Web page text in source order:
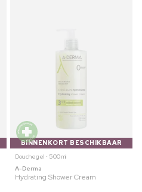
BINNENKORT BESCHIKBAAR
Douchegel ⋅ 500 ml
A-Derma
Hydrating Shower Cream